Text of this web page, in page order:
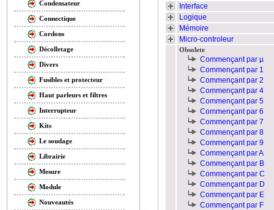
Condensateur
Connectique
Cordons
Décolletage
Divers
Fusibles et protecteur
Haut parleurs et filtres
Interrupteur
Kits
Le soudage
Librairie
Mesure
Module
Nouveautés
Interface
Logique
Mémoire
Micro-controleur
Obsolete
Commençant par µ
Commençant par 1
Commençant par 2
Commençant par 4
Commençant par 5
Commençant par 6
Commençant par 7
Commençant par 8
Commençant par 9
Commençant par A
Commençant par B
Commençant par C
Commençant par D
Commençant par E
Commençant par F